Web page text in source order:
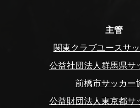
主管
関東クラブユースサ
公益社団法人群馬県サ
前橋市サッカー
公益財団法人東京都サ